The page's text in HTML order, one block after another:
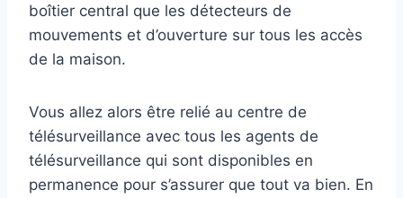
boîtier central que les détecteurs de
mouvements et d’ouverture sur tous les accès
de la maison.
Vous allez alors être relié au centre de
télésurveillance avec tous les agents de
télésurveillance qui sont disponibles en
permanence pour s’assurer que tout va bien. En